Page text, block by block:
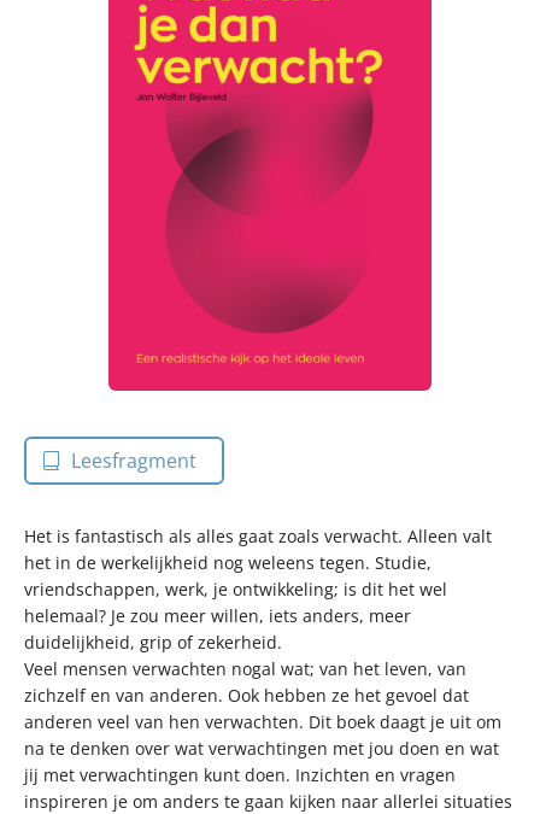
Leesfragment
Het is fantastisch als alles gaat zoals verwacht. Alleen valt
het in de werkelijkheid nog weleens tegen. Studie,
vriendschappen, werk, je ontwikkeling; is dit het wel
helemaal? Je zou meer willen, iets anders, meer
duidelijkheid, grip of zekerheid.
Veel mensen verwachten nogal wat; van het leven, van
zichzelf en van anderen. Ook hebben ze het gevoel dat
anderen veel van hen verwachten. Dit boek daagt je uit om
na te denken over wat verwachtingen met jou doen en wat
jij met verwachtingen kunt doen. Inzichten en vragen
inspireren je om anders te gaan kijken naar allerlei situaties